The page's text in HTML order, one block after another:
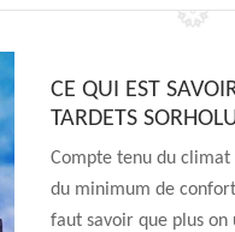
CE QUI EST
TARDETS
Compte tenu du climat
du minimum de
faut savoir que plus on